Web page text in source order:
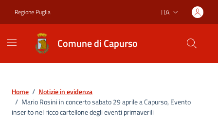
Regione Puglia Lingua attiva:
ITA
Comune di Capurso
Home / Notizie in evidenza
/ Mario Rosini in concerto sabato 29 aprile a Capurso, Evento
inserito nel ricco cartellone degli eventi primaverili